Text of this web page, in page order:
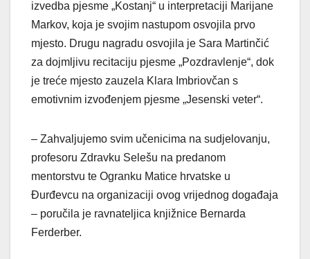
izvedba pjesme „Kostanj“ u interpretaciji Marijane
Markov, koja je svojim nastupom osvojila prvo
mjesto. Drugu nagradu osvojila je Sara Martinčić
za dojmljivu recitaciju pjesme „Pozdravlenje“, dok
je treće mjesto zauzela Klara Imbriovčan s
emotivnim izvođenjem pjesme „Jesenski veter“.
– Zahvaljujemo svim učenicima na sudjelovanju,
profesoru Zdravku Selešu na predanom
mentorstvu te Ogranku Matice hrvatske u
Đurđevcu na organizaciji ovog vrijednog događaja
– poručila je ravnateljica knjižnice Bernarda
Ferderber.